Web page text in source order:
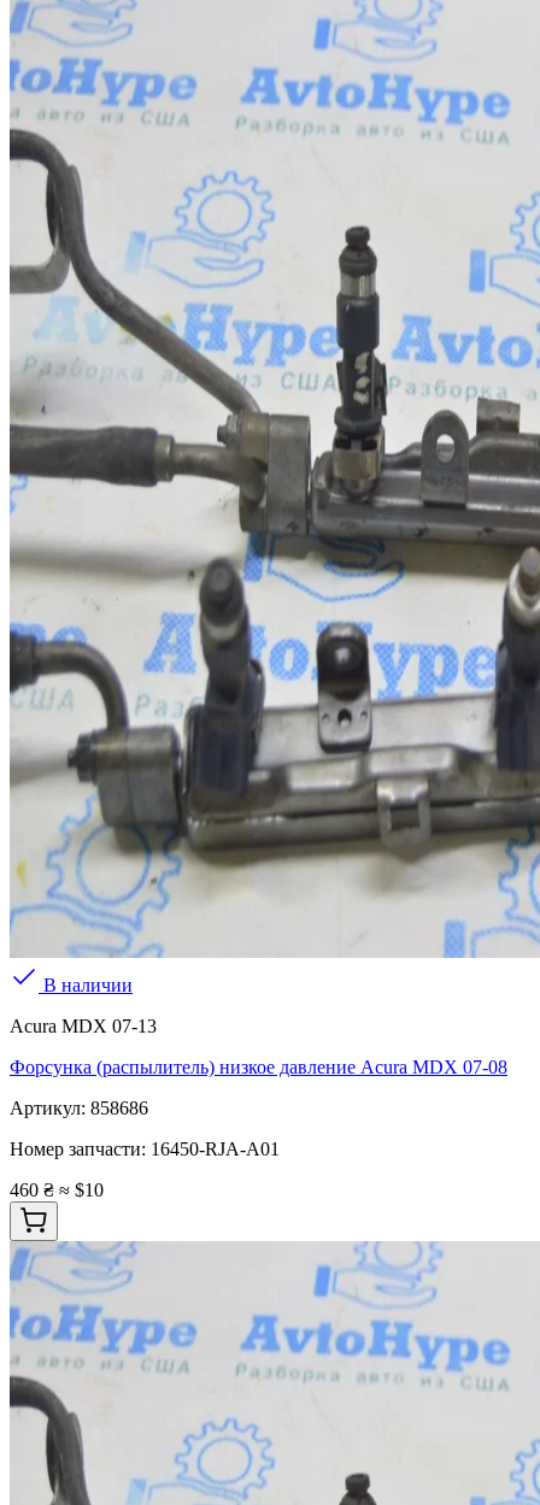
В наличии
Acura MDX 07-13
Форсунка (распылитель) низкое давление Acura MDX 07-08
Артикул: 858686
Номер запчасти: 16450-RJA-A01
460 ₴ ≈ $10